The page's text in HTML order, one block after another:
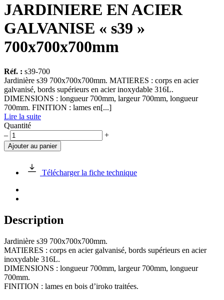
JARDINIERE EN ACIER
GALVANISE « s39 »
700x700x700mm
Réf. : s39-700
Jardinière s39 700x700x700mm. MATIERES : corps en acier
galvanisé, bords supérieurs en acier inoxydable 316L.
DIMENSIONS : longueur 700mm, largeur 700mm, longueur
700mm. FINITION : lames en[...]
Lire la suite
Quantité
quantité
de
JARDINIERE
ACIER
GALVANISE
"s39"
700x700x700mm
– +
Ajouter au panier
Télécharger la fiche technique
Description
Jardinière s39 700x700x700mm.
MATIERES : corps en acier galvanisé, bords supérieurs en acier
inoxydable 316L.
DIMENSIONS : longueur 700mm, largeur 700mm, longueur
700mm.
FINITION : lames en bois d’iroko traitées.